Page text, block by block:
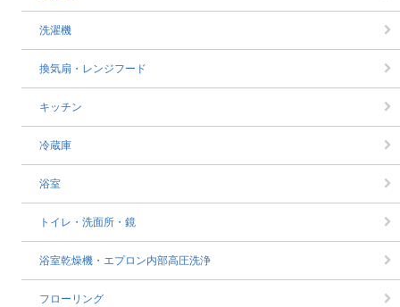
洗濯機
換気扇・レンジフード
キッチン
冷蔵庫
浴室
トイレ・洗面所・鏡
浴室乾燥機・エプロン内部高圧洗浄
フローリング